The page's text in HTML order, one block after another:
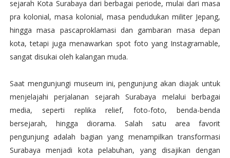
sejarah Kota Surabaya dari berbagai periode, mulai dari masa
pra kolonial, masa kolonial, masa pendudukan militer Jepang,
hingga masa pascaproklamasi dan gambaran masa depan
kota, tetapi juga menawarkan spot foto yang Instagramable,
sangat disukai oleh kalangan muda.
Saat mengunjungi museum ini, pengunjung akan diajak untuk
menjelajahi perjalanan sejarah Surabaya melalui berbagai
media, seperti replika relief, foto-foto, benda-benda
bersejarah, hingga diorama. Salah satu area favorit
pengunjung adalah bagian yang menampilkan transformasi
Surabaya menjadi kota pelabuhan, yang disajikan dengan